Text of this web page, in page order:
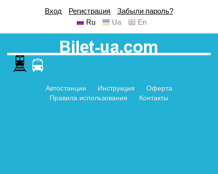
Вход Регистрация
Забыли пароль?
Ru
Ua En
Автостанции Инструкция
Оферта
Правила использования
Контакты